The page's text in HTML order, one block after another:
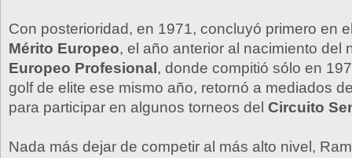
Con posterioridad, en 1971, concluyó primero en
Mérito Europeo, el año anterior al nacimiento del
Europeo Profesional , donde compitió sólo en
golf de elite ese mismo año, retornó a mediados
para participar en algunos torneos del Circuito
Nada más dejar de competir al más alto nivel,